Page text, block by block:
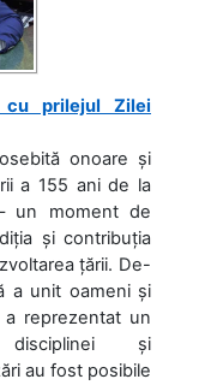
prilejul Zilei
onoare și
a 155 ani de la
un moment de
și contribuția
țării. De-
a unit oameni și
reprezentat un
și
au fost posibile